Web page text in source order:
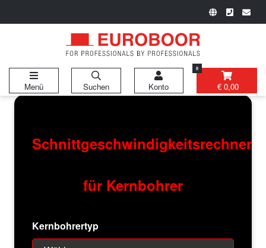
Menü Suchen Konto
0
€ 0,00
Schnittgeschwindigkeitsrechner
für Kernbohrer
Kernbohrertyp